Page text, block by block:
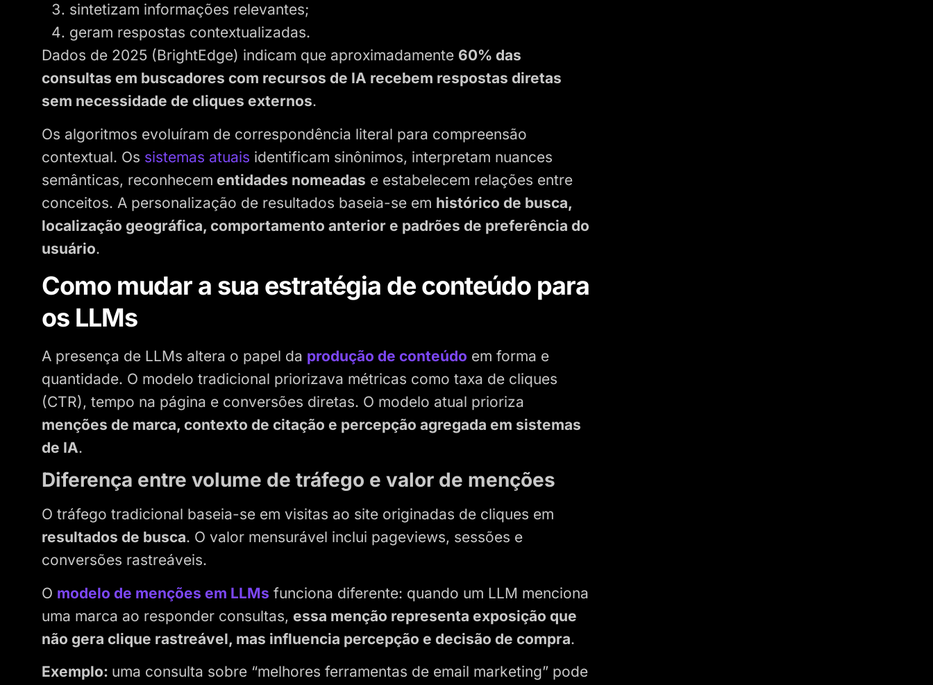
sintetizam informações relevantes;
geram respostas contextualizadas.
Dados de 2025 (BrightEdge) indicam que aproximadamente 60% das
consultas em buscadores com recursos de IA recebem respostas diretas
sem necessidade de cliques externos.
Os algoritmos evoluíram de correspondência literal para compreensão
contextual. Os sistemas atuais identificam sinônimos, interpretam nuances
semânticas, reconhecem entidades nomeadas e estabelecem relações entre
conceitos. A personalização de resultados baseia-se em histórico de busca,
localização geográfica, comportamento anterior e padrões de preferência do
usuário.
Como mudar a sua estratégia de conteúdo para
os LLMs
A presença de LLMs altera o papel da produção de conteúdo em forma e
quantidade. O modelo tradicional priorizava métricas como taxa de cliques
(CTR), tempo na página e conversões diretas. O modelo atual prioriza
menções de marca, contexto de citação e percepção agregada em sistemas
de IA.
Diferença entre volume de tráfego e valor de menções
O tráfego tradicional baseia-se em visitas ao site originadas de cliques em
resultados de busca. O valor mensurável inclui pageviews, sessões e
conversões rastreáveis.
O modelo de menções em LLMs funciona diferente: quando um LLM menciona
uma marca ao responder consultas, essa menção representa exposição que
não gera clique rastreável, mas influencia percepção e decisão de compra.
Exemplo: uma consulta sobre “melhores ferramentas de email marketing” pode